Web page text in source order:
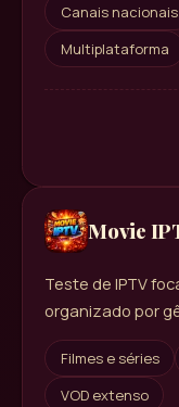
Canais nacionais
Multiplataforma
Movie
Teste de IPTV
organizado por
Filmes e séries
VOD extenso